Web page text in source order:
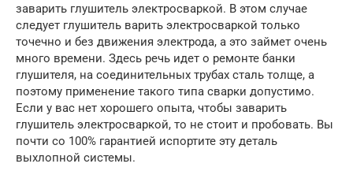
заварить глушитель электросваркой. В этом случае
следует глушитель варить электросваркой только
точечно и без движения электрода, а это займет очень
много времени. Здесь речь идет о ремонте банки
глушителя, на соединительных трубах сталь толще, а
поэтому применение такого типа сварки допустимо.
Если у вас нет хорошего опыта, чтобы заварить
глушитель электросваркой, то не стоит и пробовать. Вы
почти со 100% гарантией испортите эту деталь
выхлопной системы.